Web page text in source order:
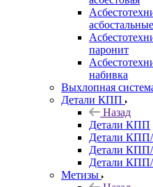
асбостальные
паронит
набивка
Выхлопная
Детали КПП
Назад
Детали КПП
Детали КПП/
Детали
Детали КПП/
Метизы